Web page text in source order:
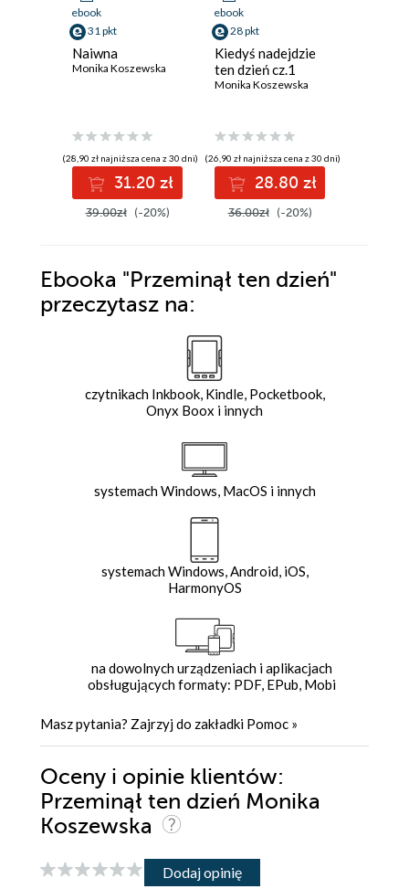
ebook
31 pkt
Naiwna
Monika Koszewska
(28,90 zł najniższa cena z 30 dni)
31.20 zł
39.00zł (-20%)
ebook
28 pkt
Kiedyś nadejdzie
ten dzień cz.1
Monika Koszewska
(26,90 zł najniższa cena z 30 dni)
28.80 zł
36.00zł (-20%)
Ebooka "Przeminął ten dzień"
przeczytasz na:
czytnikach Inkbook, Kindle, Pocketbook,
Onyx Boox i innych
systemach Windows, MacOS i innych
systemach Windows, Android, iOS,
HarmonyOS
na dowolnych urządzeniach i aplikacjach
obsługujących formaty: PDF, EPub, Mobi
Masz pytania? Zajrzyj do zakładki Pomoc »
Oceny i opinie klientów:
Przeminął ten dzień Monika
Koszewska
Dodaj opinię